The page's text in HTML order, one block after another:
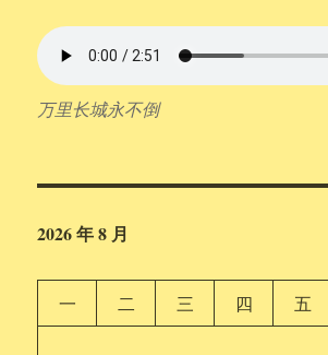
万里长城永不倒
2026 年 8 月
一 二 三 四 五